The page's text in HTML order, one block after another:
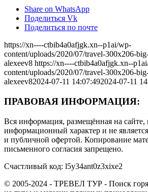
Share on WhatsApp
Поделиться Vk
Поделиться по почте
https://xn----ctbib4a0afjgk.xn--p1ai/wp-
content/uploads/2020/07/travel-300x206-
alexeev8 https://xn----ctbib4a0afjgk.xn--
content/uploads/2020/07/travel-300x206-
alexeev82024-07-11 14:07:492024-07-11
ПРАВОВАЯ ИНФОРМАЦИЯ:
Вся информация, размещённая на сайте,
информационный характер и не
и публичной офертой. Копирование
письменного согласия запрещено.
Счастливый код: l5y34ant0z3xixe2
© 2005-2024 - ТРЕВЕЛ ТУР - Поиск